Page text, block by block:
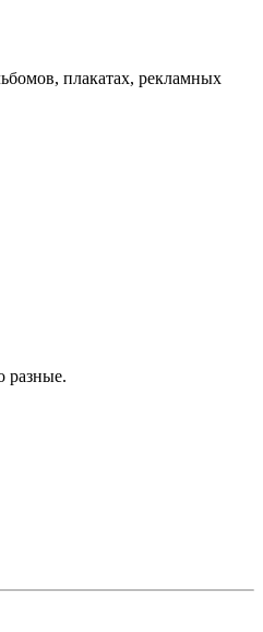
плакатах, рекламных
разные.